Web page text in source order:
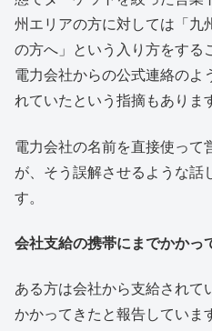
州エリアの方に対しては「九
の方へ」という入り方をする
電力会社からの公式連絡のよ
れていたという指摘もありま
電力会社の名前を直接使って
が、そう誤解させるような話
す。
会社支給の携帯にまでかかっ
ある方は会社から支給されて
かかってきたと報告していま